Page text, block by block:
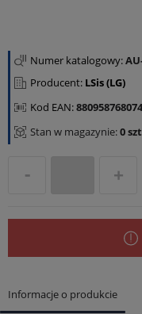
Numer katalogowy:
Producent: LSis (LG)
Kod EAN:
Stan w magazynie:0
Informacje o produkcie